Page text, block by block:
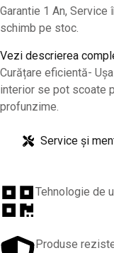
Garantie 1 An,
schimb pe stoc.
Vezi descrierea
Curățare eficientă-
interior se pot scoate
profunzime.
Service și
Tehnologie de
Produse